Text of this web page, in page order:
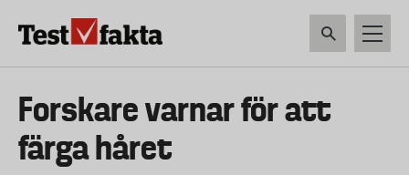
Huvudmeny
ny
Forskare varnar för att
färga håret